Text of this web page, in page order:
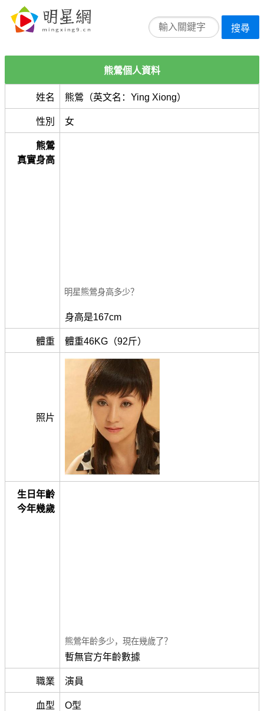
搜尋
熊鶯個人資料
姓名 熊鶯（英文名：Ying Xiong）
性別 女
熊鶯
真實身高
明星熊鶯身高多少？
身高是167cm
體重 體重46KG（92斤）
照片
生日年齡
今年幾歲
熊鶯年齡多少，現在幾歲了？
暫無官方年齡數據
職業 演員
血型 O型